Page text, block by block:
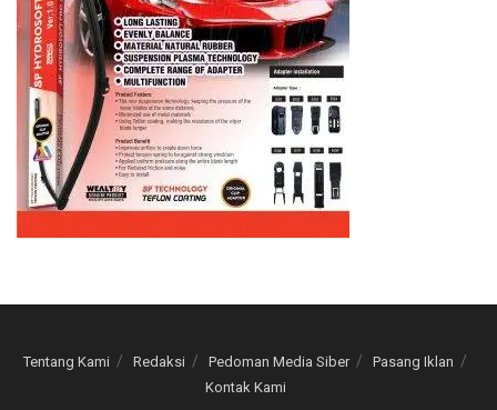
Tentang Kami Redaksi Pedoman Media Siber
Pasang Iklan
Kontak Kami